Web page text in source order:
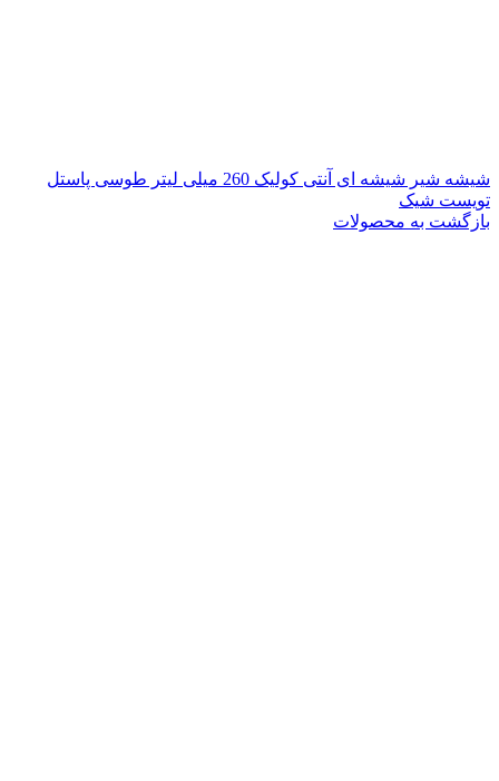
شیشه شیر شیشه ای آنتی کولیک 260 میلی لیتر طوسی پاستل
تویست شیک
بازگشت به محصولات